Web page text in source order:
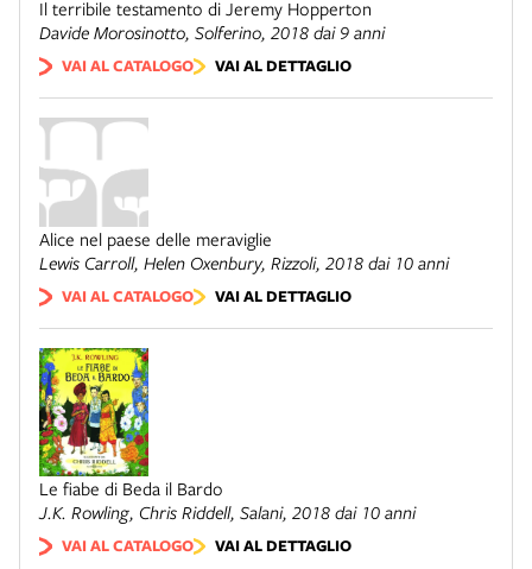
Il terribile testamento di Jeremy Hopperton
Davide Morosinotto, Solferino, 2018 dai 9 anni
VAI AL CATALOGO VAI AL DETTAGLIO
Alice nel paese delle meraviglie
Lewis Carroll, Helen Oxenbury, Rizzoli, 2018 dai 10 anni
VAI AL CATALOGO VAI AL DETTAGLIO
Le fiabe di Beda il Bardo
J.K. Rowling, Chris Riddell, Salani, 2018 dai 10 anni
VAI AL CATALOGO VAI AL DETTAGLIO